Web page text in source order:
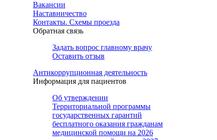
Вакансии
Наставничество
Контакты. Схемы проезда
Обратная связь
Задать вопрос главному врачу
Оставить отзыв
Антикоррупционная деятельность
Информация для пациентов
Об утверждении
Территориальной программы
государственных гарантий
бесплатного оказания гражданам
медицинской помощи на 2026